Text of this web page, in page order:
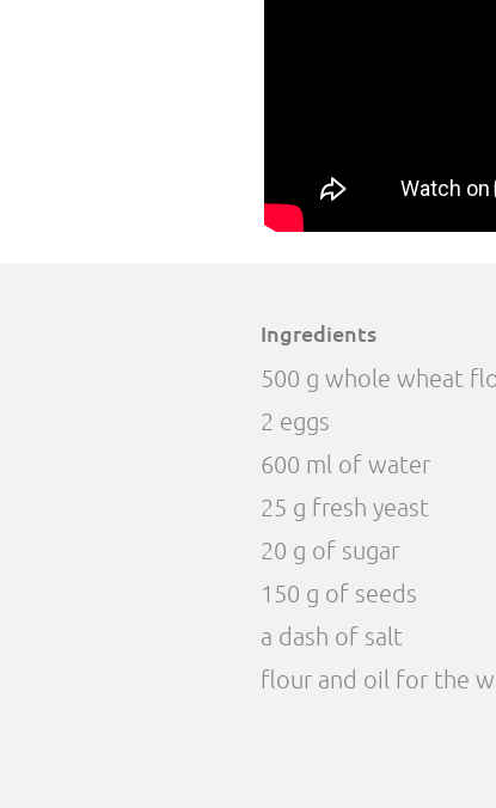
Ingredients
500 g whole wheat
2 eggs
600 ml of water
25 g fresh yeast
20 g of sugar
150 g of seeds
a dash of salt
flour and oil for the